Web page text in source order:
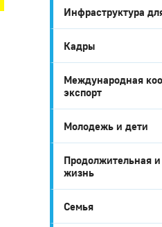
Глазов
Инфраструктура
Кадры
Международная
экспорт
Молодежь и дети
Продолжительная
жизнь
Семья